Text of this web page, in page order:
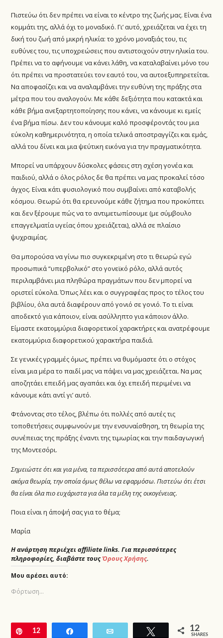
Πιστεύω ότι δεν πρέπει να είναι το κέντρο της ζωής μας. Είναι ένα
κομμάτι της, αλλά όχι το μοναδικό. Γι’ αυτό, χρειάζεται να έχει τη
δική του ζωή από μικρή ηλικία: το χρόνο μοναξιάς του, τις
ευθύνες του, τις υποχρεώσεις που αντιστοιχούν στην ηλικία του.
Πρέπει να το αφήνουμε να κάνει λάθη, να καταλαβαίνει μόνο του
ότι πρέπει να προστατεύει τον εαυτό του, να αυτοεξυπηρετείται.
Να αποφασίζει και να αναλαμβάνει την ευθύνη της πράξης στα
μέτρα που του αναλογούν. Με κάθε δεξιότητα που κατακτά και
κάθε βήμα ανεξαρτητοποίησης που κάνει, να κάνουμε κι εμείς
ένα βήμα πίσω. Δεν του κάνουμε καλό προσφέροντάς του μια
εύκολη καθημερινότητα, η οποία τελικά αποστραγγίζει και εμάς,
αλλά του δίνει και μια ψεύτικη εικόνα για την πραγματικότητα.
Μπορεί να υπάρχουν δύσκολες φάσεις στη σχέση γονέα και
παιδιού, αλλά ο όλος ρόλος δε θα πρέπει να μας προκαλεί τόσο
άγχος. Είναι κάτι φυσιολογικό που συμβαίνει από καταβολής
κόσμου. Θεωρώ ότι θα ερευνούμε κάθε ζήτημα που προκύπτει
και δεν ξέρουμε πώς να το αντιμετωπίσουμε (με σύμβουλο
επαγγελματία υγείας όπου χρειάζεται), αλλά σε πλαίσιο
ψυχραιμίας.
Θα μπορούσα να γίνω πιο συγκεκριμένη στο τι θεωρώ εγώ
προσωπικά “υπερβολικό” στο γονεϊκό ρόλο, αλλά αυτός
περιλαμβάνει μια πληθώρα πραγμάτων που δεν μπορεί να
οριστεί εύκολα. Όπως λέει και ο συγγραφέας προς το τέλος του
βιβλίου, όλα αυτά διαφέρουν από γονιό σε γονιό. Το τι είναι
αποδεκτό για κάποιον, είναι ασύλληπτο για κάποιον άλλο.
Είμαστε εκατομμύρια διαφορετικοί χαρακτήρες και ανατρέφουμε
εκατομμύρια διαφορετικού χαρακτήρα παιδιά.
Σε γενικές γραμμές όμως, πρέπει να θυμόμαστε ότι ο στόχος
είναι μια μέρα το παιδί μας να πάψει να μας χρειάζεται. Να μας
αποζητάει επειδή μας αγαπάει και όχι επειδή περιμένει να
κάνουμε κάτι αντί γι’ αυτό.
Φτάνοντας στο τέλος, βλέπω ότι πολλές από αυτές τις
τοποθετήσεις συμφωνούν με την ενσυναίσθηση, τη θεωρία της
συνέπειας της πράξης έναντι της τιμωρίας και την παιδαγωγική
της Μοντεσόρι.
Σημειώστε ότι και για μένα, τα περισσότερα από αυτά αποτελούν
ακόμα θεωρία, την οποία όμως θέλω να εφαρμόσω. Πιστεύω ότι έτσι
θα είναι όλα πιο ευχάριστα για όλα τα μέλη της οικογένειας.
Ποια είναι η άποψή σας για το θέμα;
Μαρία
Η ανάρτηση περιέχει affiliate links. Για περισσότερες
πληροφορίες, διαβάστε τουςΌρους Χρήσης.
Μου αρέσει αυτό:
Φόρτωση...
Pin
12 Tweet 12
SHARES